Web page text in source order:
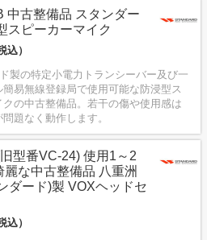
中古整備品 スタンダー
スピーカーマイク
込）
製の特定小電力トランシーバー及び一
易無線登録局で使用可能な防浸型ス
クの中古整備品。若干の傷や使用感は
題なく動作します。
型番VC-24) 使用1～2
麗な中古整備品 八重洲
ダード)製 VOXヘッドセ
込）